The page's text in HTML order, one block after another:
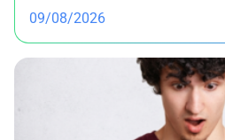
09/08/2026